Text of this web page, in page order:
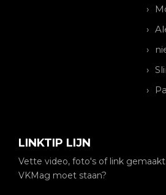
LINKTIP LIJN
Vette video, foto's of link
VKMag moet staan?